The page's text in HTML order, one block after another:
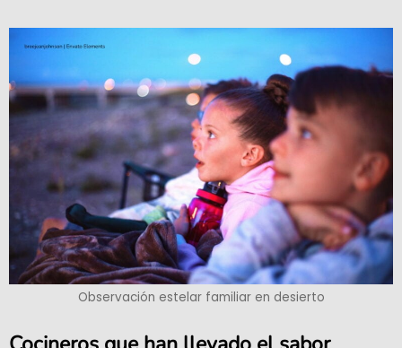
Observación estelar familiar en desierto